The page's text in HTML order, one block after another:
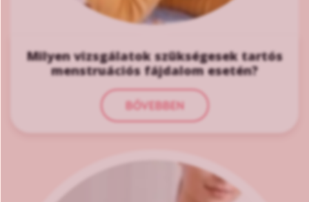
Milyen vizsgálatok szükségesek tartós
menstruációs fájdalom esetén?
BŐVEBBEN